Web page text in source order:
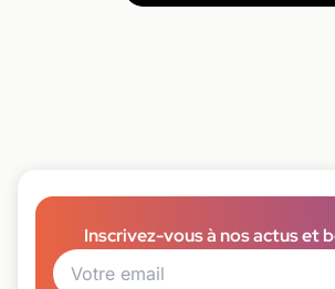
Inscrivez-vous à nos actus et